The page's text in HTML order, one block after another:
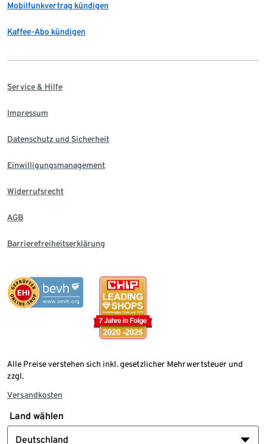
Mobilfunkvertrag kündigen
Kaffee-Abo kündigen
Service & Hilfe
Impressum
Datenschutz und Sicherheit
Einwilligungsmanagement
Widerrufsrecht
AGB
Barrierefreiheitserklärung
Alle Preise verstehen sich inkl. gesetzlicher Mehrwertsteuer und
zzgl.
Versandkosten
Land wählen
Deutschland